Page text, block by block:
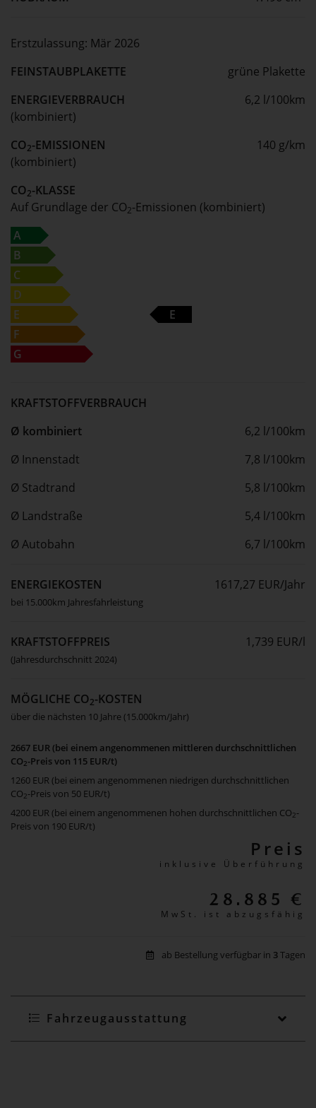
Erstzulassung: Mär 2026
FEINSTAUBPLAKETTE
grüne Plakette
ENERGIEVERBRAUCH
(kombiniert)
6,2 l/100km
CO2-EMISSIONEN
(kombiniert)
140 g/km
CO2-KLASSE
Auf Grundlage der CO2-Emissionen (kombiniert)
A
B
C
D
E
F
G
E
KRAFTSTOFFVERBRAUCH
Ø kombiniert
6,2 l/100km
Ø Innenstadt
7,8 l/100km
Ø Stadtrand
5,8 l/100km
Ø Landstraße
5,4 l/100km
Ø Autobahn
6,7 l/100km
ENERGIEKOSTEN
bei 15.000km Jahresfahrleistung
1617,27 EUR/Jahr
KRAFTSTOFFPREIS
(Jahresdurchschnitt 2024)
1,739 EUR/l
MÖGLICHE CO2-KOSTEN
über die nächsten 10 Jahre (15.000km/Jahr)
2667 EUR (bei einem angenommenen mittleren durchschnittlichen
CO2-Preis von 115 EUR/t)
1260 EUR (bei einem angenommenen niedrigen durchschnittlichen
CO2-Preis von 50 EUR/t)
4200 EUR (bei einem angenommenen hohen durchschnittlichen CO2-
Preis von 190 EUR/t)
Preis
inklusive Überführung
28.885 €
MwSt. ist abzugsfähig
ab Bestellung verfügbar in 3Tagen
Fahrzeugausstattung